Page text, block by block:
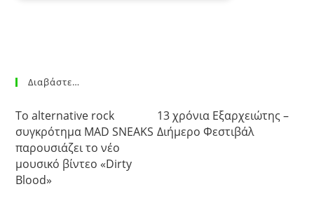
Διαβάστε…
Το alternative rock
συγκρότημα MAD SNEAKS
παρουσιάζει το νέο
μουσικό βίντεο «Dirty
Blood»
13 χρόνια Εξαρχειώτης –
Διήμερο Φεστιβάλ